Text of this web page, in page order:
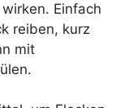
Einfach
reiben, kurz
mit